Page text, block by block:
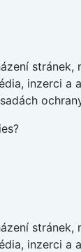
inzerci a
inzerci a